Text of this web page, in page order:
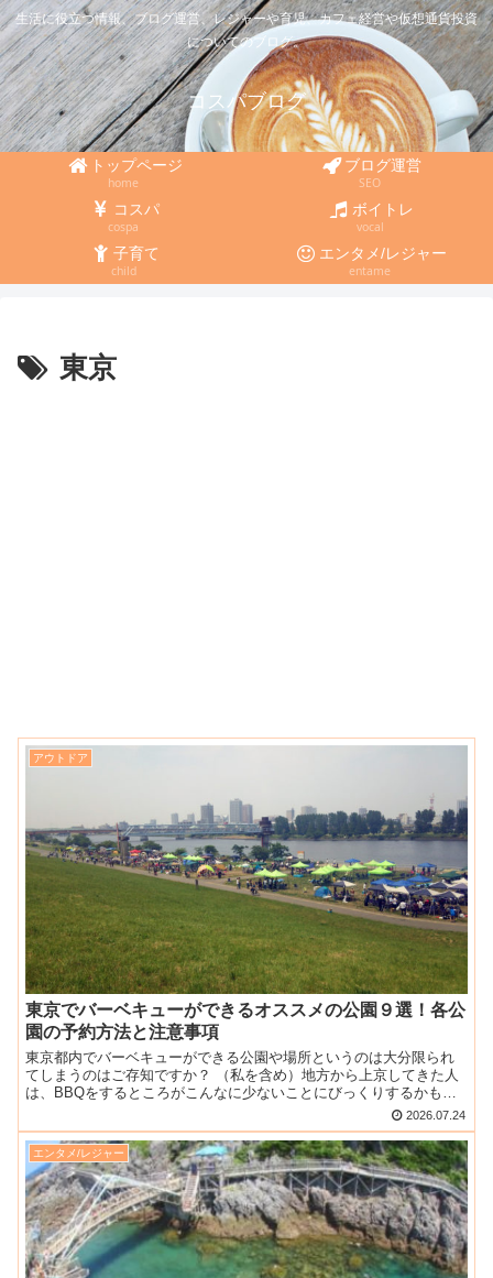
生活に役立つ情報、ブログ運営、レジャーや育児、カフェ経営や仮想通貨投資
についてのブログ。
コスパブログ
トップページ
home
ブログ運営
SEO
コスパ
cospa
ボイトレ
vocal
子育て
child
エンタメ/レジャー
entame
東京
アウトドア
東京でバーベキューができるオススメの公園９選！各公
園の予約方法と注意事項
東京都内でバーベキューができる公園や場所というのは大分限られ
てしまうのはご存知ですか？ （私を含め）地方から上京してきた人
は、BBQをするところがこんなに少ないことにびっくりするかもし
れません。 人口が多いとゴミ捨てなどマナーが悪い人も出て...2026.07.24
エンタメ/レジャー